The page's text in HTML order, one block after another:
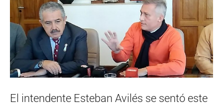
El intendente Esteban Avilés se sentó este